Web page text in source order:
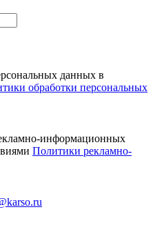
данных в
обработки персональных
информационных
Политики рекламно-